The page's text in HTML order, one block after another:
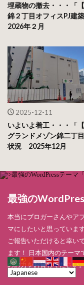
埋蔵物の撤去・・・「【
錦２丁目オフィスPJ建築
2026年２月
2025-12-11
いよいよ着工・・・「【
グランドメゾン錦二丁
状況 2025年12月
最強の
本当にブロガーさんやア
マにしたいと思っていま
ご報告いただけると幸い
ます！ 日本国内のテー
のお力をお貸しください